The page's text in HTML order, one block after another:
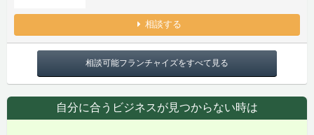
相談する
相談可能フランチャイズをすべて見る
自分に合うビジネスが見つからない時は